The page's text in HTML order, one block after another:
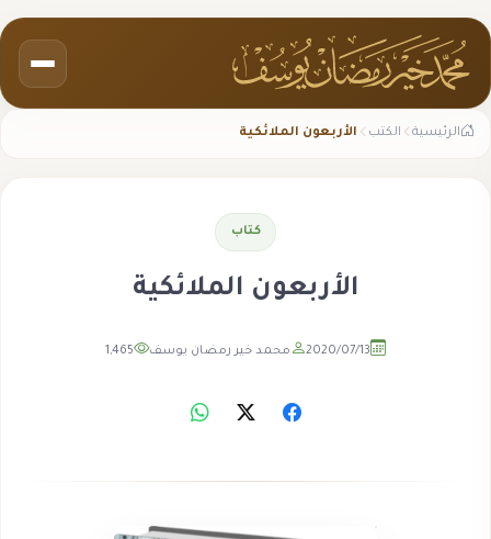
الرئيسية الكتب الأربعون الملائكية
كتاب
الأربعون الملائكية
2020/07/13 محمد خير رمضان يوسف 1,465